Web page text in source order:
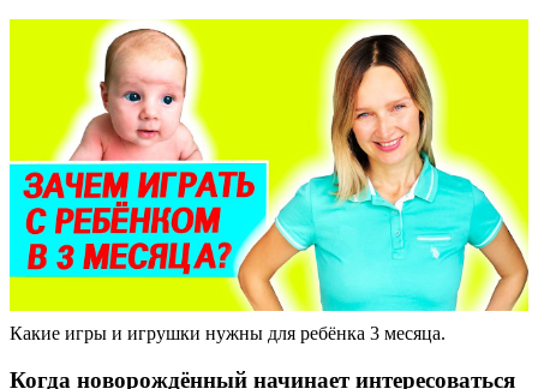
Какие игры и игрушки нужны для ребёнка 3 месяца.
Когда новорождённый начинает интересоваться